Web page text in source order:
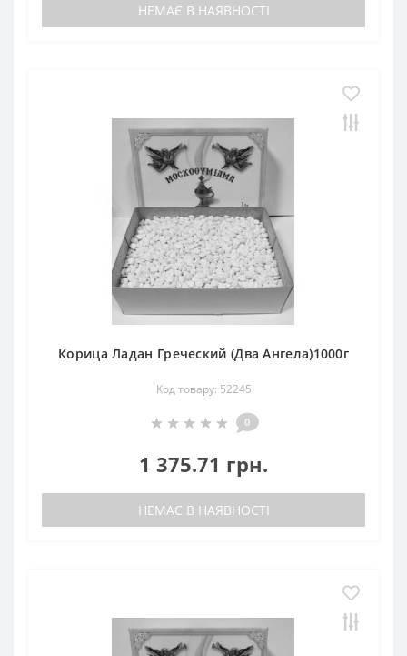
НЕМАЄ В НАЯВНОСТІ
Корица Ладан Греческий (Два Ангела)1000г
Код товару: 52245
0
1 375.71 грн.
НЕМАЄ В НАЯВНОСТІ